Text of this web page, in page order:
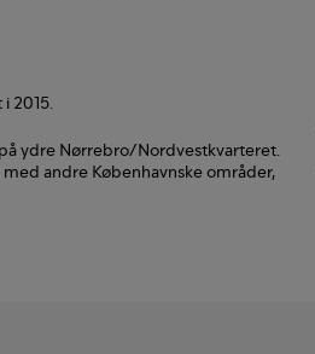
2015.
ydre Nørrebro/Nordvestkvarteret.
andre Københavnske områder,